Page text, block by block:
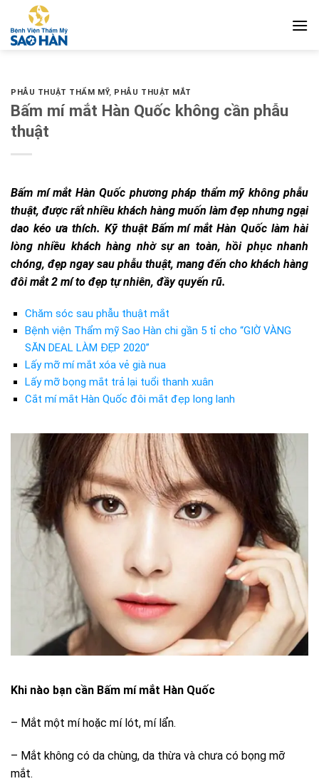
qua
nội
PHẪU THUẬT THẨM MỸ, PHẪU THUẬT MẮT
Bấm mí mắt Hàn Quốc không cần phẫu
thuật
Bấm mí mắt Hàn Quốc phương pháp thẩm mỹ không phẫu
thuật, được rất nhiều khách hàng muốn làm đẹp nhưng ngại
dao kéo ưa thích. Kỹ thuật Bấm mí mắt Hàn Quốc làm hài
lòng nhiều khách hàng nhờ sự an toàn, hồi phục nhanh
chóng, đẹp ngay sau phẫu thuật, mang đến cho khách hàng
đôi mắt 2 mí to đẹp tự nhiên, đầy quyến rũ.
Chăm sóc sau phẫu thuật mắt
Bệnh viện Thẩm mỹ Sao Hàn chi gần 5 tỉ cho “GIỜ VÀNG
SĂN DEAL LÀM ĐẸP 2020”
Lấy mỡ mí mắt xóa vẻ già nua
Lấy mỡ bọng mắt trả lại tuổi thanh xuân
Cắt mí mắt Hàn Quốc đôi mắt đẹp long lanh
Khi nào bạn cần Bấm mí mắt Hàn Quốc
– Mắt một mí hoặc mí lót, mí lẩn.
– Mắt không có da chùng, da thừa và chưa có bọng mỡ
mắt.